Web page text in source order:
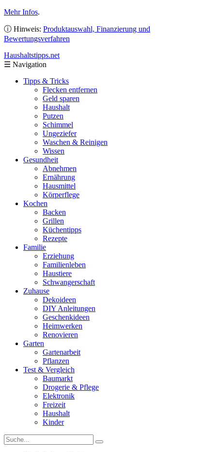
Mehr Infos.
ⓘ Hinweis: Produktauswahl, Finanzierung und
Bewertungsverfahren
Haushaltstipps.net
☰ Navigation
Tipps & Tricks
Flecken entfernen
Geld sparen
Haushalt
Putzen
Schimmel
Ungeziefer
Waschen & Reinigen
Wissen
Gesundheit
Abnehmen
Ernährung
Hausmittel
Körperflege
Kochen
Backen
Grillen
Küchentipps
Rezepte
Familie
Erziehung
Familienleben
Haustiere
Schwangerschaft
Zuhause
Dekoideen
DIY Anleitungen
Geschenkideen
Heimwerken
Renovieren
Garten
Gartenarbeit
Pflanzen
Test & Vergleich
Baumarkt
Drogerie & Pflege
Elektronik
Freizeit
Haushalt
Kinder